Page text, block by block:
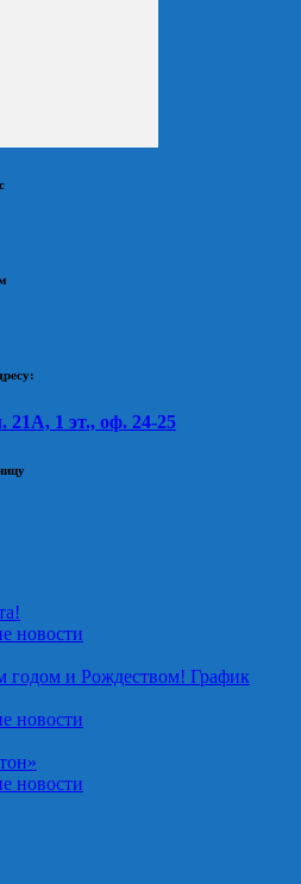
1 эт., оф. 24-25
новости
годом и Рождеством! График
новости
новости